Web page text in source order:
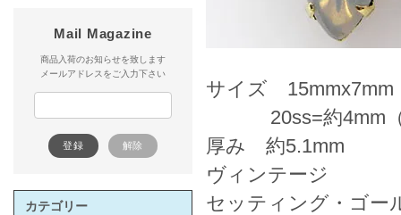
サイズ 15mmx7mm
20ss=約4mm（
厚み 約5.1mm
ヴィンテージ
セッティング・ゴー
Mail Magazine
商品入荷のお知らせを致します
メールアドレスをご入力下さい
カテゴリー